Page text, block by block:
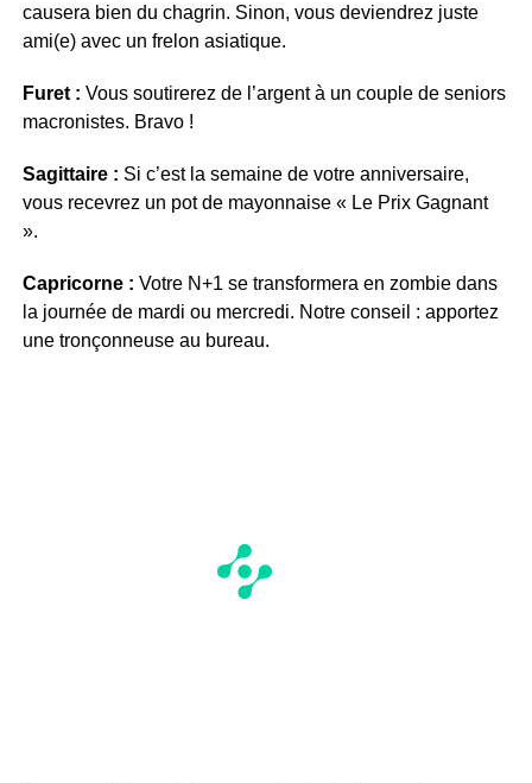
causera bien du chagrin. Sinon, vous deviendrez juste
ami(e) avec un frelon asiatique.
Furet : Vous soutirerez de l’argent à un couple de seniors
macronistes. Bravo !
Sagittaire : Si c’est la semaine de votre anniversaire,
vous recevrez un pot de mayonnaise « Le Prix Gagnant
».
Capricorne : Votre N+1 se transformera en zombie dans
la journée de mardi ou mercredi. Notre conseil : apportez
une tronçonneuse au bureau.